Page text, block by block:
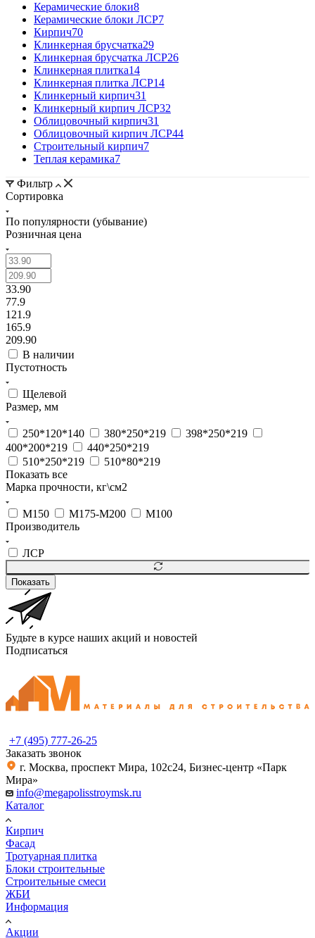
Керамические блоки8
Керамические блоки ЛСР7
Кирпич70
Клинкерная брусчатка29
Клинкерная брусчатка ЛСР26
Клинкерная плитка14
Клинкерная плитка ЛСР14
Клинкерный кирпич31
Клинкерный кирпич ЛСР32
Облицовочный кирпич31
Облицовочный кирпич ЛСР44
Строительный кирпич7
Теплая керамика7
Фильтр
Сортировка
По популярности (убывание)
Розничная цена
33.90
77.9
121.9
165.9
209.90
В наличии
Пустотность
Щелевой
Размер, мм
250*120*140 380*250*219
398*250*219
400*200*219
440*250*219
510*250*219
510*80*219
Показать все
Марка прочности, кг\см2
М150 М175-М200
М100
Производитель
ЛСР
Показать
Будьте в курсе наших акций и новостей
Подписаться
+7 (495) 777-26-25
Заказать звонок
г. Москва, проспект Мира, 102с24, Бизнес-центр «Парк
Мира»
info@megapolisstroymsk.ru
Каталог
Кирпич
Фасад
Тротуарная плитка
Блоки строительные
Строительные смеси
ЖБИ
Информация
Акции